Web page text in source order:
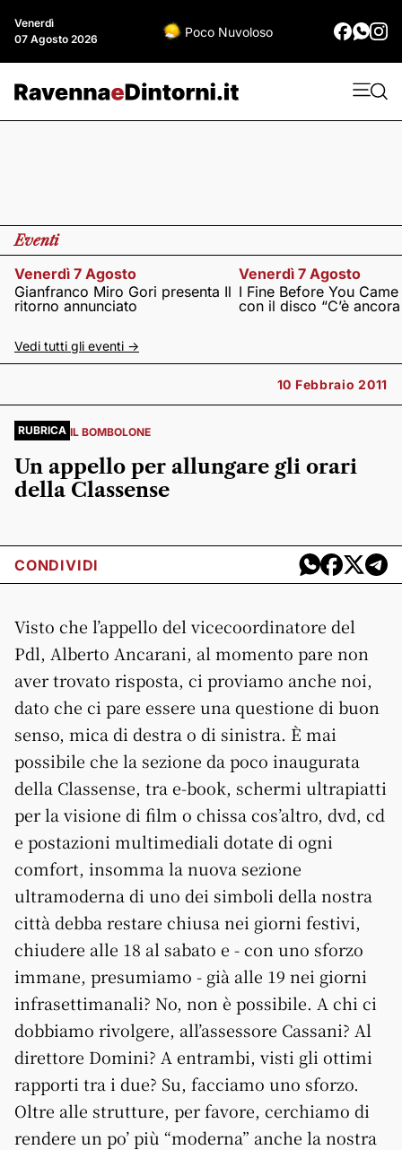
Venerdì
07 Agosto 2026
Poco Nuvoloso
Eventi
Venerdì 7 Agosto
Gianfranco Miro Gori presenta Il
ritorno annunciato
Venerdì 7 Agosto
I Fine Before You
con il disco “C’è
Vedi tutti gli eventi ->
10 Febbraio 2011
RUBRICA IL BOMBOLONE
Un appello per allungare gli orari
della Classense
CONDIVIDI
Visto che l’appello del vicecoordinatore del
Pdl, Alberto Ancarani, al momento pare non
aver trovato risposta, ci proviamo anche noi,
dato che ci pare essere una questione di buon
senso, mica di destra o di sinistra. È mai
possibile che la sezione da poco inaugurata
della Classense, tra e-book, schermi ultrapiatti
per la visione di film o chissa cos’altro, dvd, cd
e postazioni multimediali dotate di ogni
comfort, insomma la nuova sezione
ultramoderna di uno dei simboli della nostra
città debba restare chiusa nei giorni festivi,
chiudere alle 18 al sabato e - con uno sforzo
immane, presumiamo - già alle 19 nei giorni
infrasettimanali? No, non è possibile. A chi ci
dobbiamo rivolgere, all’assessore Cassani? Al
direttore Domini? A entrambi, visti gli ottimi
rapporti tra i due? Su, facciamo uno sforzo.
Oltre alle strutture, per favore, cerchiamo di
rendere un po’ più “moderna” anche la nostra